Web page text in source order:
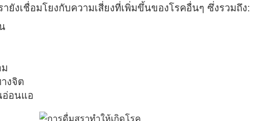
ายังเชื่อมโยงกับความเสี่ยงที่เพิ่มขึ้นของโรคอื่นๆ ซึ่งรวมถึง:
งจิต
อนแอ